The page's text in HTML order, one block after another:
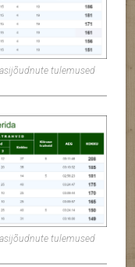
tulemused
tulemused